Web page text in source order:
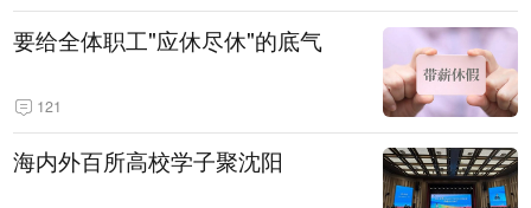
要给全体职工"应休尽休"的底气
121
海内外百所高校学子聚沈阳